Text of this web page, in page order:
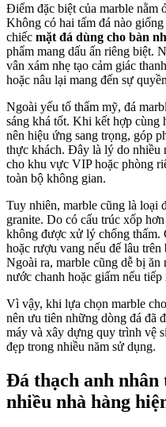
Điểm đặc biệt của marble nằm
Không có hai tấm đá nào
chiếc mặt đá dùng cho bàn
phẩm mang dấu ấn riêng biệt.
vân xám nhẹ tạo cảm giác
hoặc nâu lại mang đến sự
Ngoài yếu tố thẩm mỹ, đá
sáng khá tốt. Khi kết hợp cùng
nên hiệu ứng sang trọng, góp
thực khách. Đây là lý do nhiều
cho khu vực VIP hoặc phòng
toàn bộ không gian.
Tuy nhiên, marble cũng là loại
granite. Do có cấu trúc xốp
không được xử lý chống thấm.
hoặc rượu vang nếu để lâu
Ngoài ra, marble cũng dễ bị
nước chanh hoặc giấm nếu
Vì vậy, khi lựa chọn marble cho
nên ưu tiên những dòng đá đã
máy và xây dựng quy trình vệ
đẹp trong nhiều năm sử dụng.
Đá thạch anh nhân
nhiều nhà hàng